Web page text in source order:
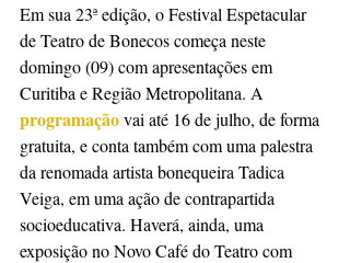
Em sua 23ª edição, o Festival Espetacular
de Teatro de Bonecos começa neste
domingo (09) com apresentações em
Curitiba e Região Metropolitana. A
programação vai até 16 de julho, de forma
gratuita, e conta também com uma palestra
da renomada artista bonequeira Tadica
Veiga, em uma ação de contrapartida
socioeducativa. Haverá, ainda, uma
exposição no Novo Café do Teatro com